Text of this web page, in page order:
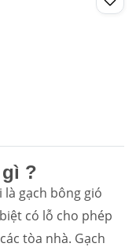
?
gạch bông gió
có lỗ cho phép
tòa nhà. Gạch